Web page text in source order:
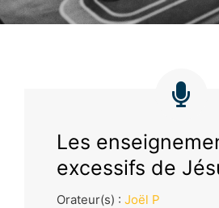
Les
excessifs de
Orateur(s) : Joël P